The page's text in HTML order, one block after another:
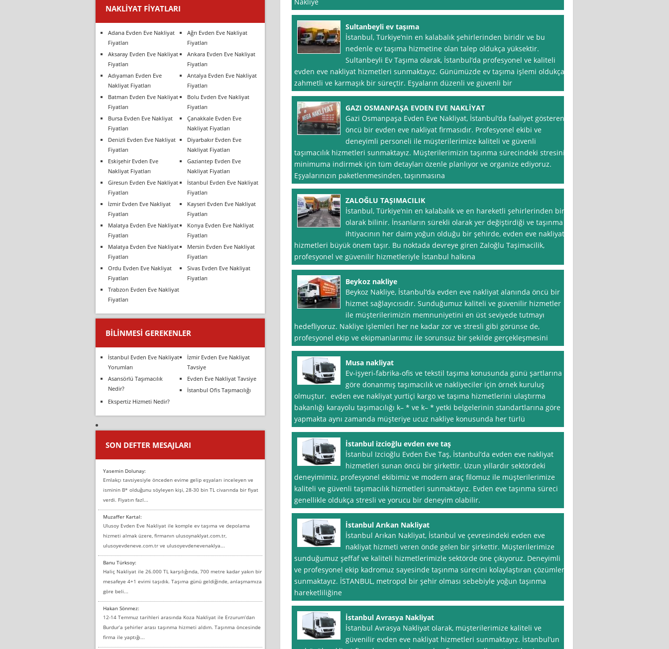
Sultanbeyli ev taşıma
İstanbul, Türkiye’nin en kalabalık şehirlerinden biridir ve bu
nedenle ev taşıma hizmetine olan talep oldukça yüksektir.
Sultanbeyli Ev Taşıma olarak, İstanbul’da profesyonel ve kaliteli
evden eve nakliyat hizmetleri sunmaktayız. Günümüzde ev taşıma işlemi oldukça
zahmetli ve karmaşık bir süreçtir. Eşyaların düzenli ve güvenli bir
GAZI OSMANPAŞA EVDEN EVE NAKLİYAT
Gazi Osmanpaşa Evden Eve Nakliyat, İstanbul‘da faaliyet gösteren
öncü bir evden eve nakliyat firmasıdır. Profesyonel ekibi ve
deneyimli personeli ile müşterilerimize kaliteli ve güvenli
taşımacılık hizmetleri sunmaktayız. Müşterilerimizin taşınma sürecindeki stresini
minimuma indirmek için tüm detayları özenle planlıyor ve organize ediyoruz.
Eşyalarınızın paketlenmesinden, taşınmasına
ZALOĞLU TAŞIMACILIK
İstanbul, Türkiye’nin en kalabalık ve en hareketli şehirlerinden biri
olarak bilinir. İnsanların sürekli olarak yer değiştirdiği ve taşınma
ihtiyacının her daim yoğun olduğu bir şehirde, evden eve nakliyat
hizmetleri büyük önem taşır. Bu noktada devreye giren Zaloğlu Taşimacilik,
profesyonel ve güvenilir hizmetleriyle İstanbul halkına
Beykoz nakliye
Beykoz Nakliye, İstanbul‘da evden eve nakliyat alanında öncü bir
hizmet sağlayıcısıdır. Sunduğumuz kaliteli ve güvenilir hizmetler
ile müşterilerimizin memnuniyetini en üst seviyede tutmayı
hedefliyoruz. Nakliye işlemleri her ne kadar zor ve stresli gibi görünse de,
profesyonel ekip ve ekipmanlarımız ile sorunsuz bir şekilde gerçekleşmesini
Musa nakliyat
Ev-işyeri-fabrika-ofis ve tekstil taşıma konusunda günü şartlarına
göre donanmış taşımacılık ve nakliyeciler için örnek kuruluş
olmuştur. evden eve nakliyat yurtiçi kargo ve taşıma hizmetlerini ulaştırma
bakanlığı karayolu taşımacılığı k– * ve k– * yetki belgelerinin standartlarına göre
yapmakta aynı zamanda müşteriye ucuz nakliye konusunda her türlü
İstanbul izcioğlu evden eve taş
İstanbul Izcioğlu Evden Eve Taş, İstanbul’da evden eve nakliyat
hizmetleri sunan öncü bir şirkettir. Uzun yıllardır sektördeki
deneyimimiz, profesyonel ekibimiz ve modern araç filomuz ile müşterilerimize
kaliteli ve güvenli taşımacılık hizmetleri sunmaktayız. Evden eve taşınma süreci
genellikle oldukça stresli ve yorucu bir deneyim olabilir.
İstanbul Arıkan Nakliyat
İstanbul Arıkan Nakliyat, İstanbul ve çevresindeki evden eve
nakliyat hizmeti veren önde gelen bir şirkettir. Müşterilerimize
sunduğumuz şeffaf ve kaliteli hizmetlerimizle sektörde öne çıkıyoruz. Deneyimli
ve profesyonel ekip kadromuz sayesinde taşınma sürecini kolaylaştıran çözümler
sunmaktayız. İSTANBUL, metropol bir şehir olması sebebiyle yoğun taşınma
hareketliliğine
İstanbul Avrasya Nakliyat
İstanbul Avrasya Nakliyat olarak, müşterilerimize kaliteli ve
güvenilir evden eve nakliyat hizmetleri sunmaktayız. İstanbul’un
NAKLIYAT FIYATLARI
Adana Evden Eve Nakliyat
Fiyatları
Ağrı Evden Eve Nakliyat
Fiyatları
Aksaray Evden Eve Nakliyat
Fiyatları
Ankara Evden Eve Nakliyat
Fiyatları
Adıyaman Evden Eve
Nakliyat Fiyatları
Antalya Evden Eve Nakliyat
Fiyatları
Batman Evden Eve Nakliyat
Fiyatları
Bolu Evden Eve Nakliyat
Fiyatları
Bursa Evden Eve Nakliyat
Fiyatları
Çanakkale Evden Eve
Nakliyat Fiyatları
Denizli Evden Eve Nakliyat
Fiyatları
Diyarbakır Evden Eve
Nakliyat Fiyatları
Eskişehir Evden Eve
Nakliyat Fiyatları
Gaziantep Evden Eve
Nakliyat Fiyatları
Giresun Evden Eve Nakliyat
Fiyatları
İstanbul Evden Eve Nakliyat
Fiyatları
İzmir Evden Eve Nakliyat
Fiyatları
Kayseri Evden Eve Nakliyat
Fiyatları
Malatya Evden Eve Nakliyat
Fiyatları
Konya Evden Eve Nakliyat
Fiyatları
Malatya Evden Eve Nakliyat
Fiyatları
Mersin Evden Eve Nakliyat
Fiyatları
Ordu Evden Eve Nakliyat
Fiyatları
Sivas Evden Eve Nakliyat
Fiyatları
Trabzon Evden Eve Nakliyat
Fiyatları
BILINMESI GEREKENLER
İstanbul Evden Eve Nakliyat
Yorumları
İzmir Evden Eve Nakliyat
Tavsiye
Asansörlü Taşımacılık
Nedir?
Evden Eve Nakliyat Tavsiye
İstanbul Ofis Taşımacılığı
Ekspertiz Hizmeti Nedir?
SON DEFTER MESAJLARI
Yasemin Dolunay:
Emlakçı tavsiyesiyle önceden evime gelip eşyaları inceleyen ve
isminin B* olduğunu söyleyen kişi, 28-30 bin TL civarında bir fiyat
verdi. Fiyatın fazl...
Muzaffer Kartal:
Ulusoy Evden Eve Nakliyat ile komple ev taşıma ve depolama
hizmeti almak üzere, firmanın ulusoynaklyat.com.tr,
ulusoyevdeneve.com.tr ve ulusoyevdenevenaklya...
Banu Türksoy:
Haliç Nakliyat ile 26.000 TL karşılığında, 700 metre kadar yakın bir
mesafeye 4+1 evimi taşıdık. Taşıma günü geldiğinde, anlaşmamıza
göre beli...
Hakan Sönmez:
12-14 Temmuz tarihleri arasında Koza Nakliyat ile Erzurum’dan
Burdur’a şehirler arası taşınma hizmeti aldım. Taşınma öncesinde
firma ile yaptığı...